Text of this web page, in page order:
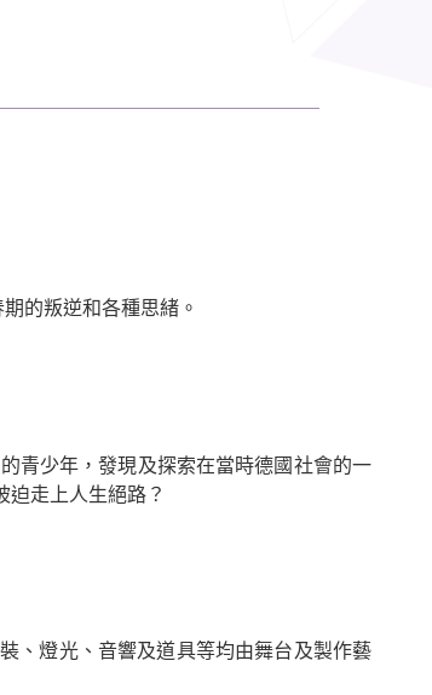
的叛逆和各種思緒。
青少年，發現及探索在當時德國社會的一
走上人生絕路？
、燈光、音響及道具等均由舞台及製作藝